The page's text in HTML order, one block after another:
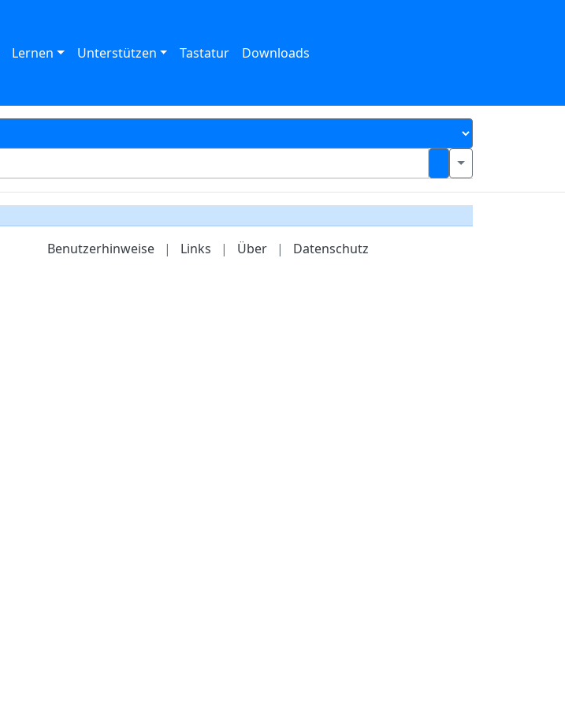
Lernen Unterstützen Tastatur Downloads
Benutzerhinweise | Links | Über | Datenschutz